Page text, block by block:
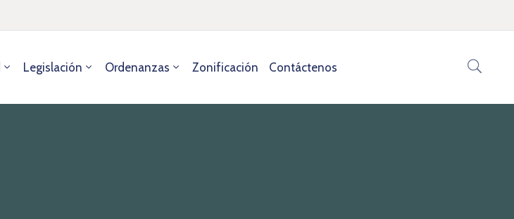
Legislación Ordenanzas Zonificación Contáctenos